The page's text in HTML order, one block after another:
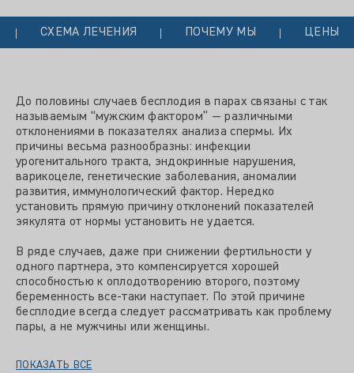
СХЕМА ЛЕЧЕНИЯ ПОЧЕМУ МЫ ЦЕНЫ
До половины случаев бесплодия в парах связаны с так
называемым “мужским фактором” — различными
отклонениями в показателях анализа спермы. Их
причины весьма разнообразны: инфекции
урогенитального тракта, эндокринные нарушения,
варикоцеле, генетические заболевания, аномалии
развития, иммунологический фактор. Нередко
установить прямую причину отклонений показателей
эякулята от нормы установить не удается.
В ряде случаев, даже при снижении фертильности у
одного партнера, это компенсируется хорошей
способностью к оплодотворению второго, поэтому
беременность все-таки наступает. По этой причине
бесплодие всегда следует рассматривать как проблему
пары, а не мужчины или женщины.
ПОКАЗАТЬ ВСЕ